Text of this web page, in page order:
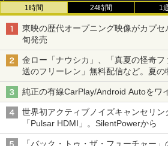
1時間 24時間 1
東映の歴代オープニング映像がカプ
旬発売
金ロー「ナウシカ」、「真夏の怪奇
送のフリーレン」無料配信など。夏の
純正の有線CarPlay/Android Autoをワ
世界初アクティブノイズキャンセリ
「Pulsar HDMI」。SilentPowerから
「バック・トゥ・ザ・フューチャー